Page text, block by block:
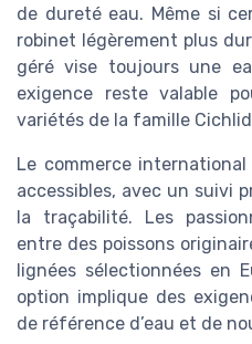
de dureté eau. Même si
robinet légèrement plus
géré vise toujours une
exigence reste valable
variétés de la famille
Le commerce
accessibles, avec un suivi
la traçabilité. Les
entre des poissons
lignées sélectionnées en
option implique des
de référence d’eau et de